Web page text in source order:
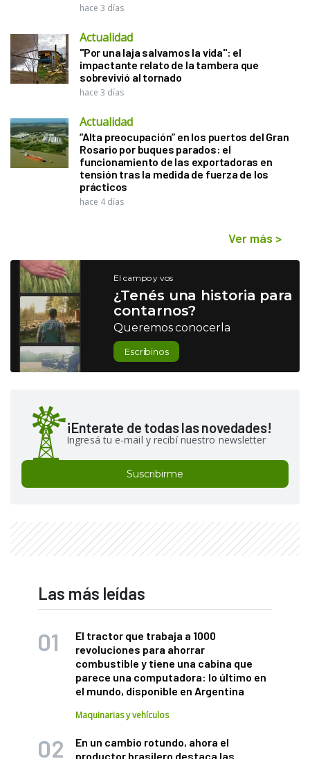
hace 3 días
Actualidad
"Por una laja salvamos la vida": el
impactante relato de la tambera que
sobrevivió al tornado
hace 3 días
Actualidad
“Alta preocupación” en los puertos del Gran
Rosario por buques parados: el
funcionamiento de las exportadoras en
tensión tras la medida de fuerza de los
prácticos
hace 4 días
Ver más >
El campo y vos
¿Tenés una historia para
contarnos?
Queremos conocerla
Escribinos
¡Enterate de todas las novedades!
Ingresá tu e-mail y recibí nuestro newsletter
Suscribirme
Las más leídas
El tractor que trabaja a 1000
revoluciones para ahorrar
combustible y tiene una cabina que
parece una computadora: lo último en
el mundo, disponible en Argentina
Maquinarias y vehículos
En un cambio rotundo, ahora el
productor brasilero destaca las